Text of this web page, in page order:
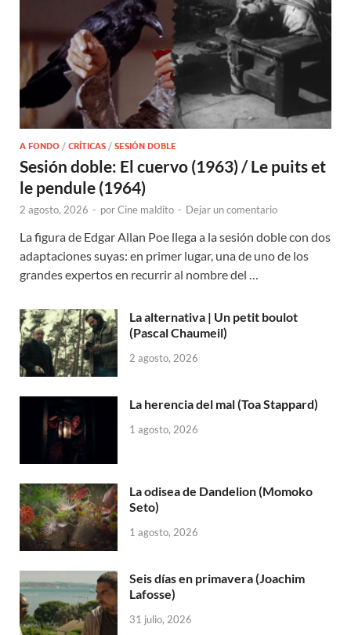
A FONDO / CRÍTICAS / SESIÓN DOBLE
Sesión doble: El cuervo (1963) / Le puits et
le pendule (1964)
2 agosto, 2026 - porCine maldito - Dejar un comentario
La figura de Edgar Allan Poe llega a la sesión doble con dos
adaptaciones suyas: en primer lugar, una de uno de los
grandes expertos en recurrir al nombre del …
La alternativa | Un petit boulot
(Pascal Chaumeil)
2 agosto, 2026
La herencia del mal (Toa Stappard)
1 agosto, 2026
La odisea de Dandelion (Momoko
Seto)
1 agosto, 2026
Seis días en primavera (Joachim
Lafosse)
31 julio, 2026